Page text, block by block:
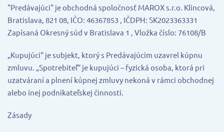
"Predávajúci" je obchodná spoločnosť MAROX s.r.o. Klincová,
Bratislava, 821 08, IČO: 46367853 , IČDPH: SK2023363331
Zapísaná Okresný súd v Bratislava 1 , Vložka číslo: 76108/B
„Kupujúci“ je subjekt, ktorý s Predávajúcim uzavrel kúpnu
zmluvu. „Spotrebiteľ“ je kupujúci – fyzická osoba, ktorá pri
uzatváraní a plnení kúpnej zmluvy nekoná v rámci obchodnej
alebo inej podnikateľskej činnosti.
Zásady